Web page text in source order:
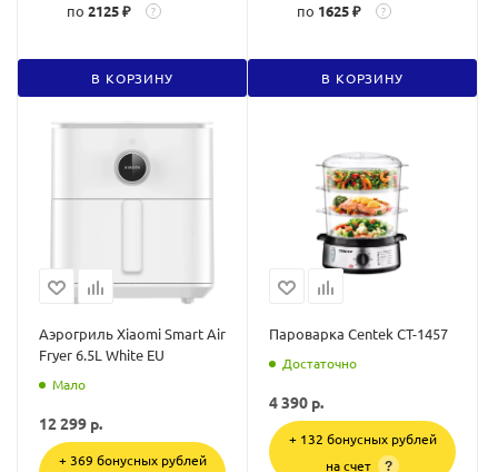
по 2125 ₽ ?
В КОРЗИНУ
по 1625 ₽ ?
В КОРЗИНУ
Аэрогриль Xiaomi Smart Air
Fryer 6.5L White EU
Мало
12 299 р.
+ 369 бонусных рублей
Пароварка Centek CT-1457
Достаточно
4 390 р.
+ 132 бонусных рублей
на счет
?